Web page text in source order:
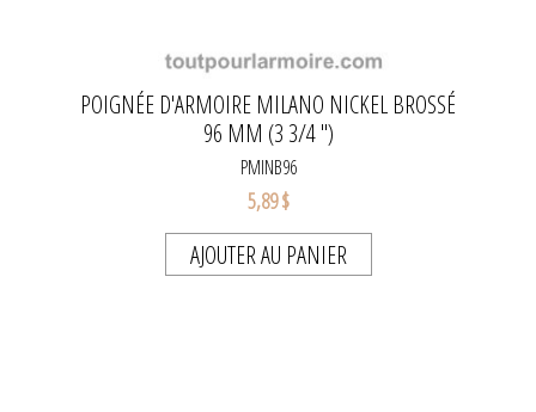
POIGNÉE D'ARMOIRE MILANO NICKEL BROSSÉ
96 MM (3 3/4 ")
PMINB96
5,89 $
AJOUTER AU PANIER